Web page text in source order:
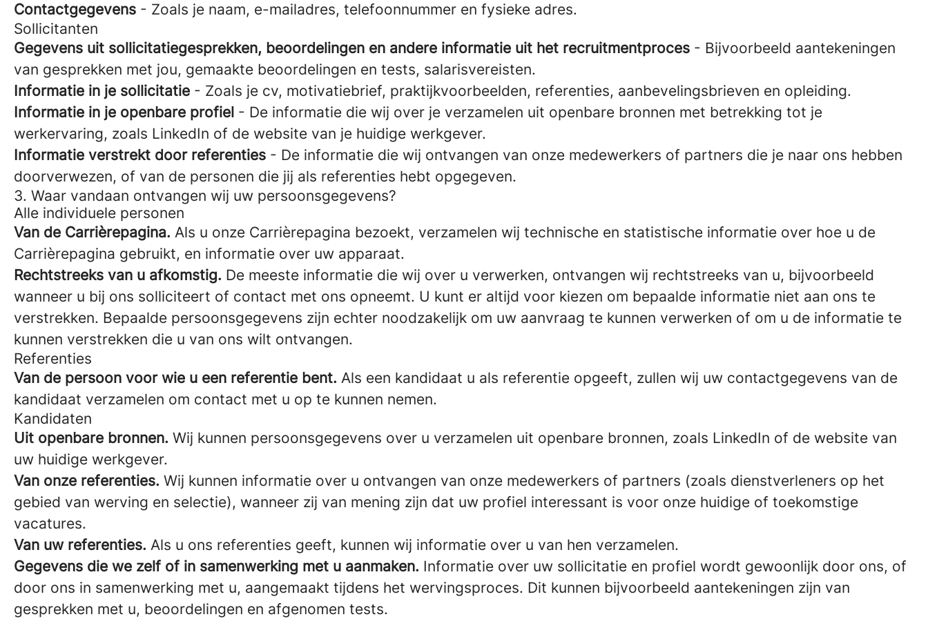
Contactgegevens - Zoals je naam, e-mailadres, telefoonnummer en fysieke adres.
Sollicitanten
Gegevens uit sollicitatiegesprekken, beoordelingen en andere informatie uit het recruitmentproces - Bijvoorbeeld aantekeningen
van gesprekken met jou, gemaakte beoordelingen en tests, salarisvereisten.
Informatie in je sollicitatie - Zoals je cv, motivatiebrief, praktijkvoorbeelden, referenties, aanbevelingsbrieven en opleiding.
Informatie in je openbare profiel - De informatie die wij over je verzamelen uit openbare bronnen met betrekking tot je
werkervaring, zoals LinkedIn of de website van je huidige werkgever.
Informatie verstrekt door referenties - De informatie die wij ontvangen van onze medewerkers of partners die je naar ons hebben
doorverwezen, of van de personen die jij als referenties hebt opgegeven.
3. Waar vandaan ontvangen wij uw persoonsgegevens?
Alle individuele personen
Van de Carrièrepagina. Als u onze Carrièrepagina bezoekt, verzamelen wij technische en statistische informatie over hoe u de
Carrièrepagina gebruikt, en informatie over uw apparaat.
Rechtstreeks van u afkomstig. De meeste informatie die wij over u verwerken, ontvangen wij rechtstreeks van u, bijvoorbeeld
wanneer u bij ons solliciteert of contact met ons opneemt. U kunt er altijd voor kiezen om bepaalde informatie niet aan ons te
verstrekken. Bepaalde persoonsgegevens zijn echter noodzakelijk om uw aanvraag te kunnen verwerken of om u de informatie te
kunnen verstrekken die u van ons wilt ontvangen.
Referenties
Van de persoon voor wie u een referentie bent. Als een kandidaat u als referentie opgeeft, zullen wij uw contactgegevens van de
kandidaat verzamelen om contact met u op te kunnen nemen.
Kandidaten
Uit openbare bronnen. Wij kunnen persoonsgegevens over u verzamelen uit openbare bronnen, zoals LinkedIn of de website van
uw huidige werkgever.
Van onze referenties. Wij kunnen informatie over u ontvangen van onze medewerkers of partners (zoals dienstverleners op het
gebied van werving en selectie), wanneer zij van mening zijn dat uw profiel interessant is voor onze huidige of toekomstige
vacatures.
Van uw referenties. Als u ons referenties geeft, kunnen wij informatie over u van hen verzamelen.
Gegevens die we zelf of in samenwerking met u aanmaken. Informatie over uw sollicitatie en profiel wordt gewoonlijk door ons, of
door ons in samenwerking met u, aangemaakt tijdens het wervingsproces. Dit kunnen bijvoorbeeld aantekeningen zijn van
gesprekken met u, beoordelingen en afgenomen tests.